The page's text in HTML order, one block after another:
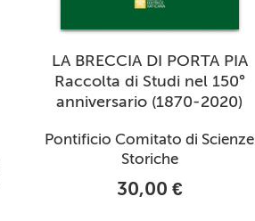
LA BRECCIA DI PORTA PIA
Raccolta di Studi nel 150°
anniversario (1870-2020)
Pontificio Comitato di Scienze
Storiche
30,00 €